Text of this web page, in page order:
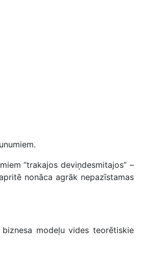
”trakajos deviņdesmitajos” –
nonāca agrāk nepazīstamas
modeļu vides teorētiskie